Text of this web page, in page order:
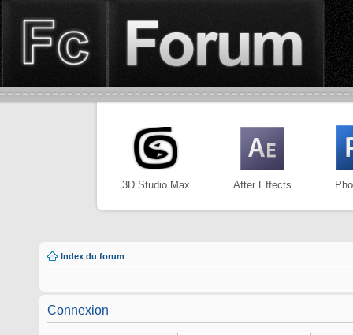
3D Studio Max After Effects
Index du forum
Connexion